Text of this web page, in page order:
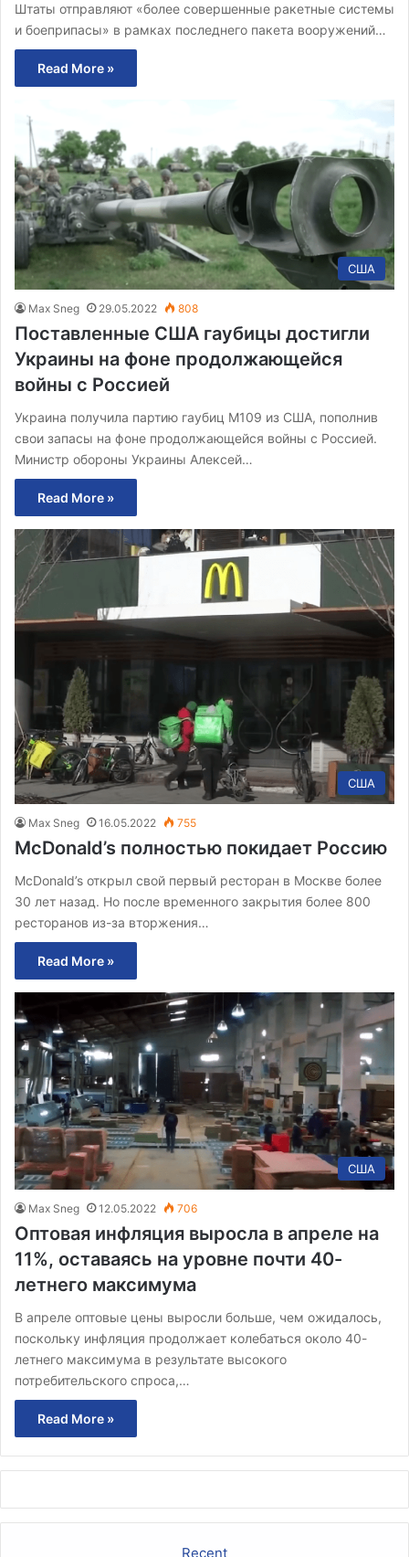
Штаты отправляют «более совершенные ракетные системы
и боеприпасы» в рамках последнего пакета вооружений…
Read More »
США
Max Sneg 29.05.2022 808
Поставленные США гаубицы достигли
Украины на фоне продолжающейся
войны с Россией
Украина получила партию гаубиц M109 из США, пополнив
свои запасы на фоне продолжающейся войны с Россией.
Министр обороны Украины Алексей…
Read More »
США
Max Sneg 16.05.2022 755
McDonald’s полностью покидает Россию
McDonald’s открыл свой первый ресторан в Москве более
30 лет назад. Но после временного закрытия более 800
ресторанов из-за вторжения…
Read More »
США
Max Sneg 12.05.2022 706
Оптовая инфляция выросла в апреле на
11%, оставаясь на уровне почти 40-
летнего максимума
В апреле оптовые цены выросли больше, чем ожидалось,
поскольку инфляция продолжает колебаться около 40-
летнего максимума в результате высокого
потребительского спроса,…
Read More »
Recent